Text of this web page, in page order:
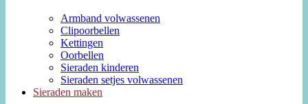
Armband volwassenen
Clipoorbellen
Kettingen
Oorbellen
Sieraden kinderen
Sieraden setjes volwassenen
Sieraden maken